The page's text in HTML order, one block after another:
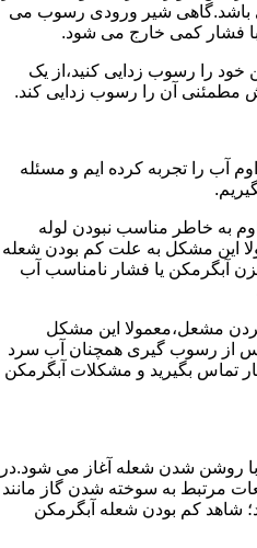
شیر ورودی رسوب می
فشار کمی خارج می شود.
خود را رسوب زدایی کنید،از یک
مطمئنی آن را رسوب زدایی کند.
آب را تجربه کرده ایم و مسئله
به خاطر مناسب نبودن لوله
این مشکل به علت کم بودن شعله
آبگرمکن یا فشار نامناسب آب
مشعل،معمولا این مشکل
از رسوب گیری همچنان آب سرد
تماس بگیرید و مشکلات آبگرمکن
روشن شدن شعله آغاز می شود.در
مرتبط به سوخته شدن گاز مانند
شاهد کم بودن شعله آبگرمکن